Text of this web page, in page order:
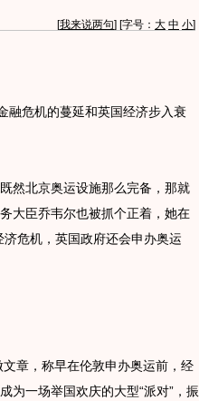
[我来说两句] [字号： 大 中 小]
危机的蔓延和英国经济步入衰
北京奥运设施那么完备，那就
大臣乔韦尔也被抓个正着，她在
危机，英国政府还会申办奥运
章，称早在伦敦申办奥运前，经
为一场举国欢庆的大型“派对”，振